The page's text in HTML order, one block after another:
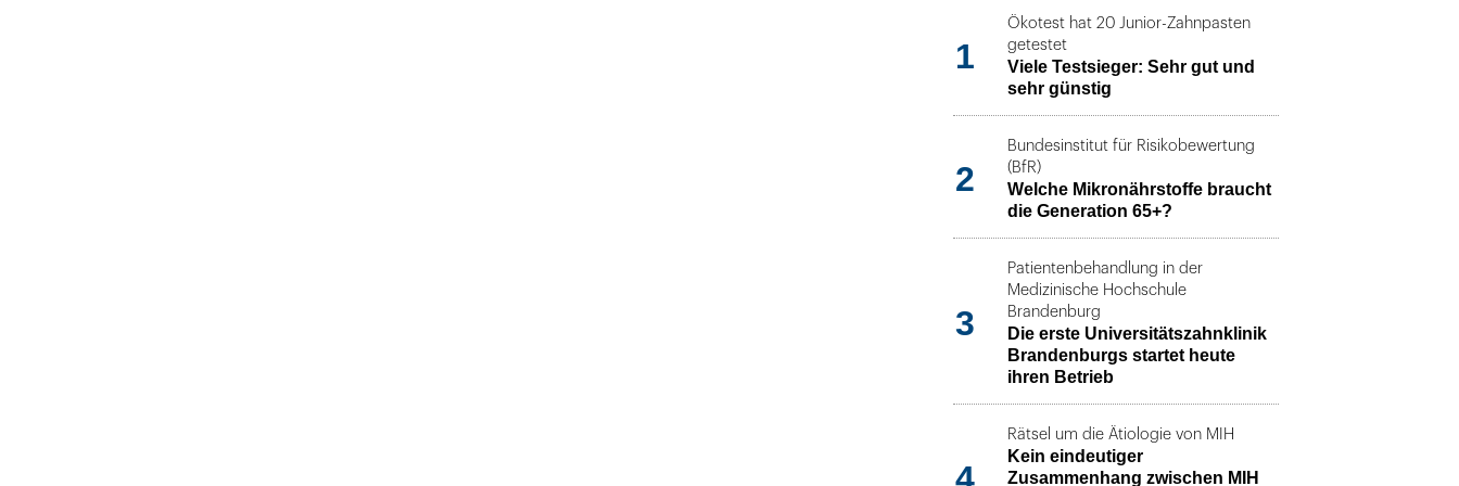
1
Ökotest hat 20 Junior-Zahnpasten
getestet
Viele Testsieger: Sehr gut und
sehr günstig
2
Bundesinstitut für Risikobewertung
(BfR)
Welche Mikronährstoffe braucht
die Generation 65+?
3
Patientenbehandlung in der
Medizinische Hochschule
Brandenburg
Die erste Universitätszahnklinik
Brandenburgs startet heute
ihren Betrieb
4
Rätsel um die Ätiologie von MIH
Kein eindeutiger
Zusammenhang zwischen MIH